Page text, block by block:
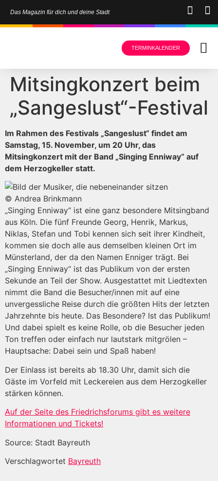
Das Magazin für dich und deine Stadt
TERMINKALENDER
Mitsingkonzert beim
„Sangeslust“-Festival
Im Rahmen des Festivals „Sangeslust“ findet am
Samstag, 15. November, um 20 Uhr, das
Mitsingkonzert mit der Band „Singing Enniway“ auf
dem Herzogkeller statt.
© Andrea Brinkmann
„Singing Enniway“ ist eine ganz besondere Mitsingband
aus Köln. Die fünf Freunde Georg, Henrik, Markus,
Niklas, Stefan und Tobi kennen sich seit ihrer Kindheit,
kommen sie doch alle aus demselben kleinen Ort im
Münsterland, der da den Namen Enniger trägt. Bei
„Singing Enniway“ ist das Publikum von der ersten
Sekunde an Teil der Show. Ausgestattet mit Liedtexten
nimmt die Band die Besucher/innen mit auf eine
unvergessliche Reise durch die größten Hits der letzten
Jahrzehnte bis heute. Das Besondere? Ist das Publikum!
Und dabei spielt es keine Rolle, ob die Besucher jeden
Ton treffen oder einfach nur lautstark mitgrölen –
Hauptsache: Dabei sein und Spaß haben!
Der Einlass ist bereits ab 18.30 Uhr, damit sich die
Gäste im Vorfeld mit Leckereien aus dem Herzogkeller
stärken können.
Auf der Seite des Friedrichsforums gibt es weitere
Informationen und Tickets!
Source: Stadt Bayreuth
Verschlagwortet Bayreuth